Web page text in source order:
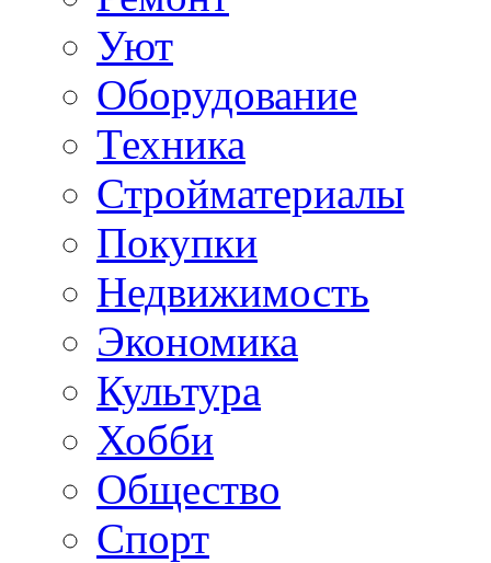
Уют
Оборудование
Техника
Стройматериалы
Покупки
Недвижимость
Экономика
Культура
Хобби
Общество
Спорт